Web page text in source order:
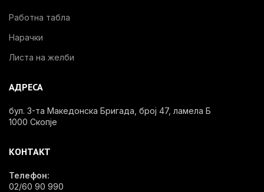
Работна табла
Нарачки
Листа на желби
АДРЕСА
бул. 3-та Македонска Бригада, број 47, ламела Б
1000 Скопје
КОНТАКТ
Телефон:
02/60 90 990